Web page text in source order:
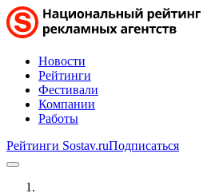
Новости
Рейтинги
Фестивали
Компании
Работы
Рейтинги Sostav.ruПодписаться